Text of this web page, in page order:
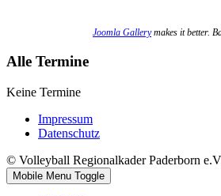
Joomla Gallerymakes it better.
Alle Termine
Keine Termine
Impressum
Datenschutz
© Volleyball Regionalkader Paderborn
Mobile Menu Toggle